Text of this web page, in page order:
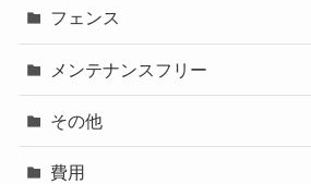
フェンス
メンテナンスフリー
その他
費用